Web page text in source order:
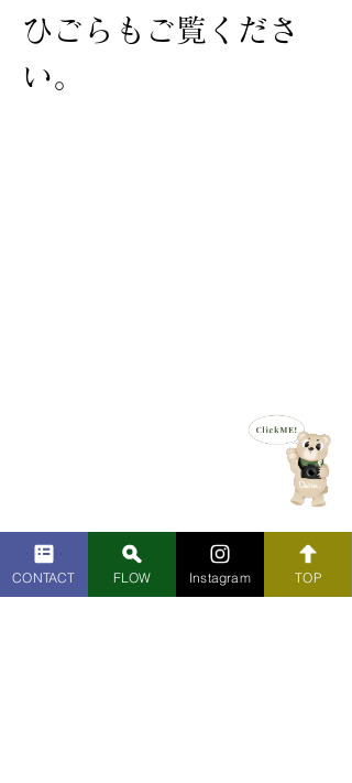
ひごらもご覧くださ
い。
CONTACT FLOW Instagram TOP